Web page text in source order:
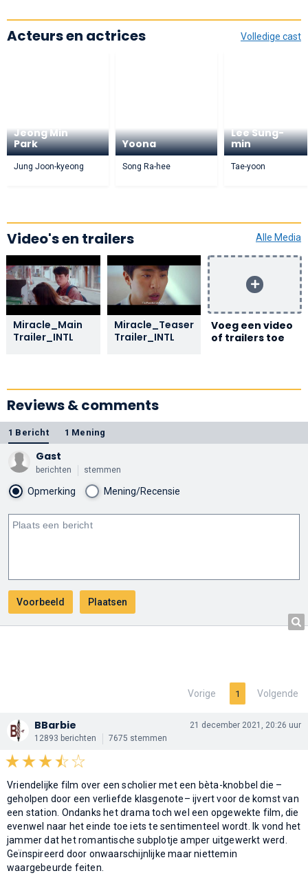
Volledige cast
Acteurs en actrices
Jeong Min
Park
Jung Joon-kyeong
Yoona
Song Ra-hee
Lee Sung-
min
Tae-yoon
Alle Media
Video's en trailers
Miracle_Main
Trailer_INTL
Miracle_Teaser
Trailer_INTL
Voeg een video
of trailers toe
Reviews & comments
1 Bericht 1 Mening
Gast
berichten stemmen
Opmerking Mening/Recensie
Vorige 1 Volgende
BBarbie
12893 berichten 7675 stemmen
21 december 2021, 20:26 uur
Vriendelijke film over een scholier met een bèta-knobbel die –
geholpen door een verliefde klasgenote– ijvert voor de komst van
een station. Ondanks het drama toch wel een opgewekte film, die
evenwel naar het einde toe iets te sentimenteel wordt. Ik vond het
jammer dat het romantische subplotje amper uitgewerkt werd.
Geïnspireerd door onwaarschijnlijke maar niettemin
waargebeurde feiten.